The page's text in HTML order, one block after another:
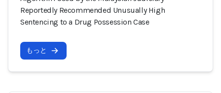
Reportedly Recommended Unusually High
Sentencing to a Drug Possession Case
もっと